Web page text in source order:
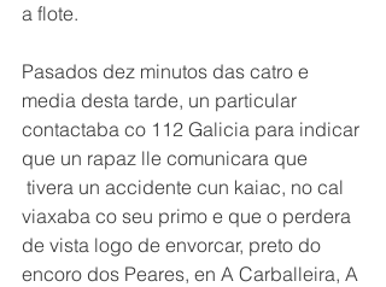
a flote.
Pasados dez minutos das catro e
media desta tarde, un particular
contactaba co 112 Galicia para indicar
que un rapaz lle comunicara que
tivera un accidente cun kaiac, no cal
viaxaba co seu primo e que o perdera
de vista logo de envorcar, preto do
encoro dos Peares, en A Carballeira, A